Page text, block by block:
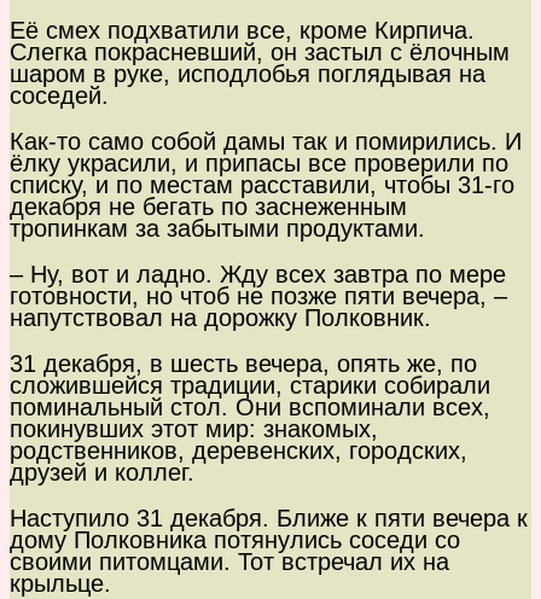
Её смех подхватили все, кроме Кирпича.
Слегка покрасневший, он застыл с ёлочным
шаром в руке, исподлобья поглядывая на
соседей.
Как-то само собой дамы так и помирились. И
ёлку украсили, и припасы все проверили по
списку, и по местам расставили, чтобы 31-го
декабря не бегать по заснеженным
тропинкам за забытыми продуктами.
– Ну, вот и ладно. Жду всех завтра по мере
готовности, но чтоб не позже пяти вечера, –
напутствовал на дорожку Полковник.
31 декабря, в шесть вечера, опять же, по
сложившейся традиции, старики собирали
поминальный стол. Они вспоминали всех,
покинувших этот мир: знакомых,
родственников, деревенских, городских,
друзей и коллег.
Наступило 31 декабря. Ближе к пяти вечера к
дому Полковника потянулись соседи со
своими питомцами. Тот встречал их на
крыльце.